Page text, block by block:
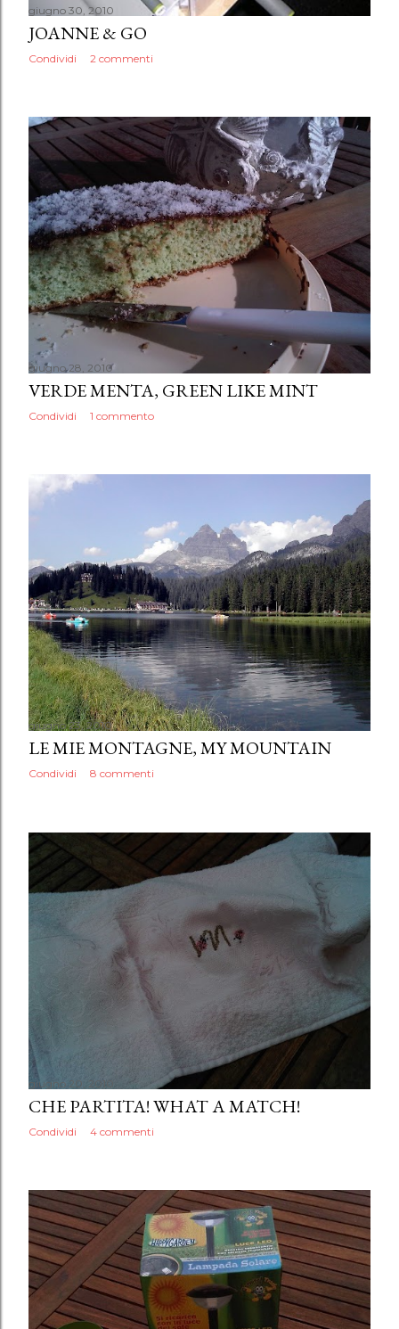
giugno 30, 2010
JOANNE & GO
Condividi 2 commenti
giugno 28, 2010
VERDE MENTA, GREEN LIKE MINT
Condividi 1 commento
giugno 23, 2010
LE MIE MONTAGNE, MY MOUNTAIN
Condividi 8 commenti
giugno 20, 2010
CHE PARTITA! WHAT A MATCH!
Condividi 4 commenti